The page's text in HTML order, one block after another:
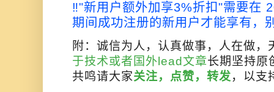
‼️"新用户额外加享3%折扣"需要在
期间成功注册的新用户才能享有，
附：诚信为人，认真做事，人在做，
于技术或者国外lead文章长期坚持原
共鸣请大家关注，点赞，转发，以支